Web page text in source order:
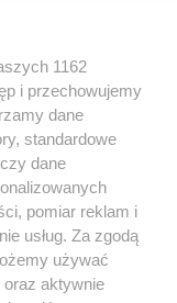
z portali
sięz nami
1162
i przechowujemy
dane
standardowe
dane
pomiar reklam i
usług. Za zgodą
używać
oraz aktywnie